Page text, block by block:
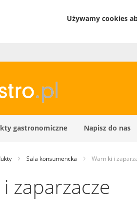
Używamy cookies
gastronomiczne Napisz do nas
Sala konsumencka Warniki i
zaparzacze